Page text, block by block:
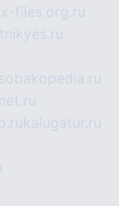
files.org.ru
sobakopedia.ru
kalugatur.ru